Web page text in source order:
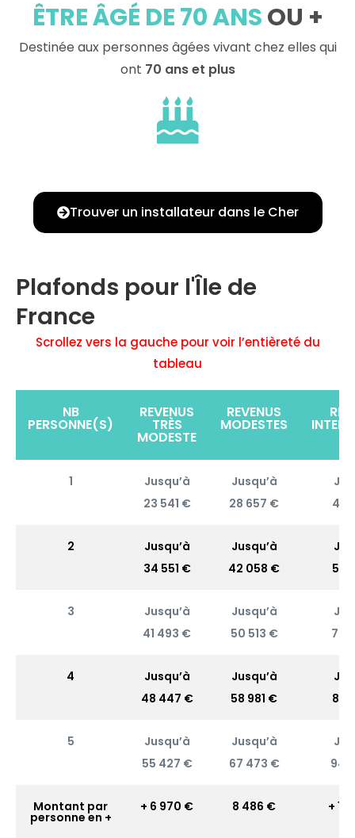
ÊTRE ÂGÉ DE 70 ANSOU +
Destinée aux personnes âgées vivant chez elles qui
ont 70 ans et plus
Trouver un installateur dans le Cher
Plafonds pour l'Île de
France
Scrollez vers la gauche pour voir l’entièreté du
tableau
NB
PERSONNE(S)
REVENUS
TRÈS
MODESTE
REVENUS
MODESTES
1
Jusqu’à
23 541 €
Jusqu’à
28 657 €
40
2
Jusqu’à
34 551 €
Jusqu’à
42 058 €
58
3
Jusqu’à
41 493 €
Jusqu’à
50 513 €
70
4
Jusqu’à
48 447 €
Jusqu’à
58 981 €
82
5
Jusqu’à
55 427 €
Jusqu’à
67 473 €
94
Montant par
personne en +
+ 6 970 € 8 486 € +